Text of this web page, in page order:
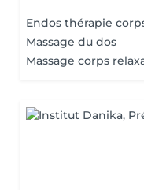
Endos thérapie
Massage du dos
Massage corps